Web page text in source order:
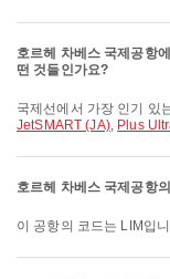
호르헤 차베스 국제공항
떤 것들인가요?
국제선에서 가장 인기 있
JetSMART (JA), Plus
호르헤 차베스 국제공항
이 공항의 코드는 LIM